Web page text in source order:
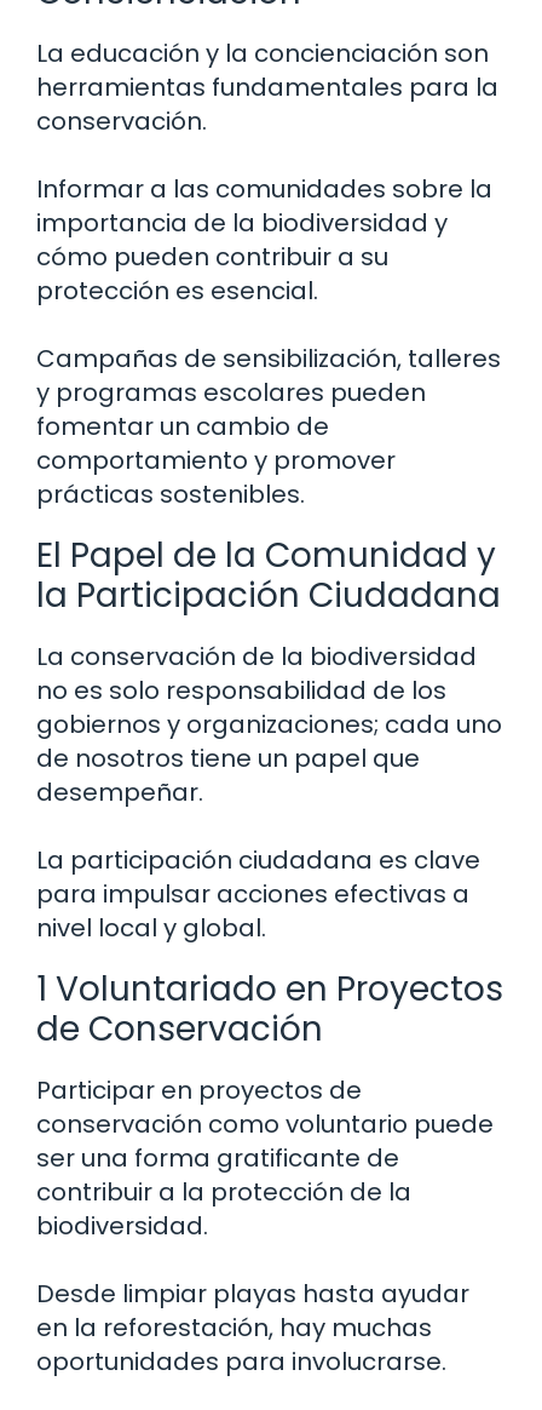
La educación y la concienciación son
herramientas fundamentales para la
conservación.
Informar a las comunidades sobre la
importancia de la biodiversidad y
cómo pueden contribuir a su
protección es esencial.
Campañas de sensibilización, talleres
y programas escolares pueden
fomentar un cambio de
comportamiento y promover
prácticas sostenibles.
El Papel de la Comunidad y
la Participación Ciudadana
La conservación de la biodiversidad
no es solo responsabilidad de los
gobiernos y organizaciones; cada uno
de nosotros tiene un papel que
desempeñar.
La participación ciudadana es clave
para impulsar acciones efectivas a
nivel local y global.
1 Voluntariado en Proyectos
de Conservación
Participar en proyectos de
conservación como voluntario puede
ser una forma gratificante de
contribuir a la protección de la
biodiversidad.
Desde limpiar playas hasta ayudar
en la reforestación, hay muchas
oportunidades para involucrarse.